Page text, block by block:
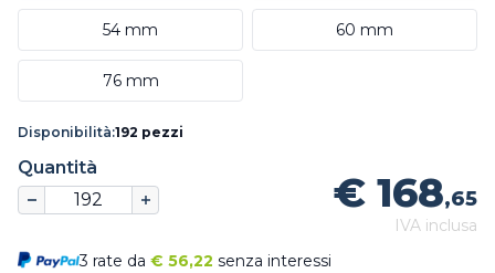
54 mm 60 mm
76 mm
Disponibilità:192 pezzi
Quantità
€ 168,65
IVA inclusa
3 rate da € 56,22 senza interessi